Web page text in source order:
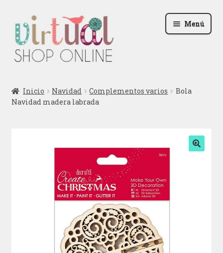
la
navegación
al
contenido
Menú
Podcast
Iniciar sesión
Inicio Navidad Complementos varios
Bola
Navidad madera labrada